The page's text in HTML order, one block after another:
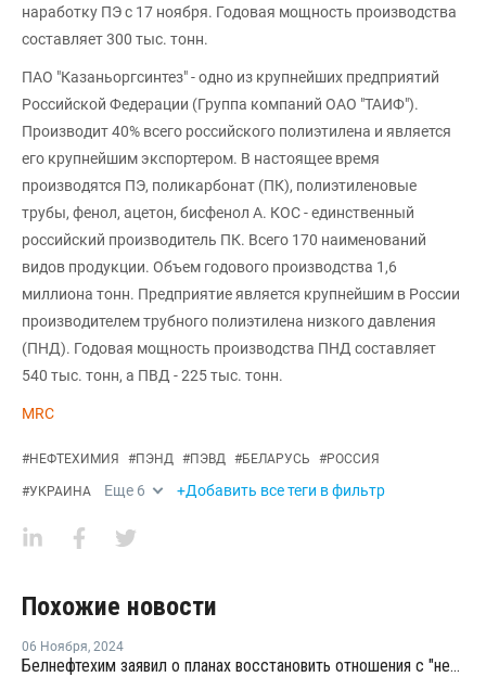
наработку ПЭ с 17 ноября. Годовая мощность производства
составляет 300 тыс. тонн.
ПАО "Казаньоргсинтез" - одно из крупнейших предприятий
Российской Федерации (Группа компаний ОАО "ТАИФ").
Производит 40% всего российского полиэтилена и является
его крупнейшим экспортером. В настоящее время
производятся ПЭ, поликарбонат (ПК), полиэтиленовые
трубы, фенол, ацетон, бисфенол А. КОС - единственный
российский производитель ПК. Всего 170 наименований
видов продукции. Объем годового производства 1,6
миллиона тонн. Предприятие является крупнейшим в России
производителем трубного полиэтилена низкого давления
(ПНД). Годовая мощность производства ПНД составляет
540 тыс. тонн, а ПВД - 225 тыс. тонн.
MRC
#НЕФТЕХИМИЯ #ПЭНД #ПЭВД #БЕЛАРУСЬ #РОССИЯ
#УКРАИНА Еще 6 +Добавить все теги в фильтр
Похожие новости
06 Ноября, 2024
Белнефтехим заявил о планах восстановить отношения с "недружественными странами”